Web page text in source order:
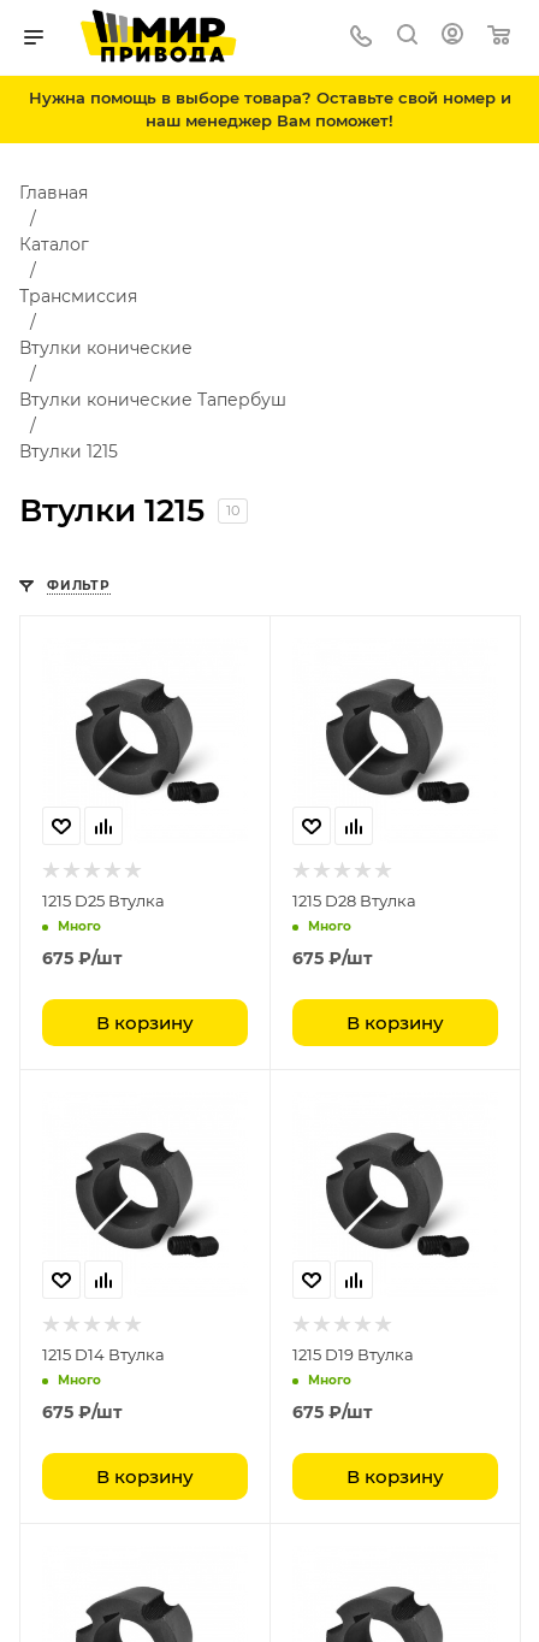
Нужна помощь в выборе товара? Оставьте свой номер и
наш менеджер Вам поможет!
Втулки 1215 10
Главная
Каталог
Трансмиссия
Втулки конические
Втулки конические Тапербуш
Втулки 1215
ФИЛЬТР
1215 D25 Втулка
Много
675 ₽/шт
В корзину
1215 D28 Втулка
Много
675 ₽/шт
В корзину
1215 D14 Втулка
Много
675 ₽/шт
В корзину
1215 D19 Втулка
Много
675 ₽/шт
В корзину